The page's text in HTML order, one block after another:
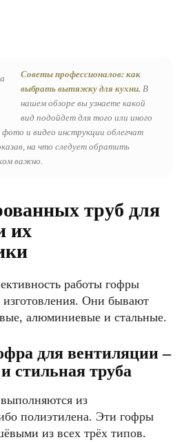
Советы профессионалов: как
выбрать вытяжку для кухни. В
нашем обзоре вы узнаете какой
вид подойдет для того или иного
и видео инструкции облегчат
на что следует обратить
важно.
труб для
их
работы гофры
изготовления. Они бывают
алюминиевые и стальные.
для вентиляции –
стильная труба
из
полиэтилена. Эти гофры
из всех трёх типов.